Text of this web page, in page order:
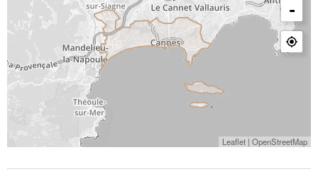
-
Leaflet | OpenStreetMap